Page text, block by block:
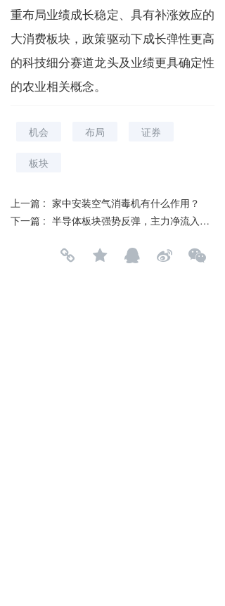
重布局业绩成长稳定、具有补涨效应的
大消费板块，政策驱动下成长弹性更高
的科技细分赛道龙头及业绩更具确定性
的农业相关概念。
机会 布局 证券
板块
上一篇 : 家中安装空气消毒机有什么作用？
下一篇 : 半导体板块强势反弹，主力净流入超48亿，调整结束了？